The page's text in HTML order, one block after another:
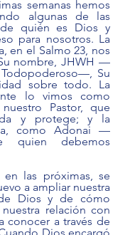
semanas hemos
algunas de las
de quién es Dios y
para nosotros. La
en el Salmo 23, nos
nombre, JHWH —
Su
sobre todo. La
lo vimos como
nuestro Pastor, que
y protege; y la
como Adonai —
quien debemos
en las próximas, se
a ampliar nuestra
Dios y de cómo
relación con
conocer a través de